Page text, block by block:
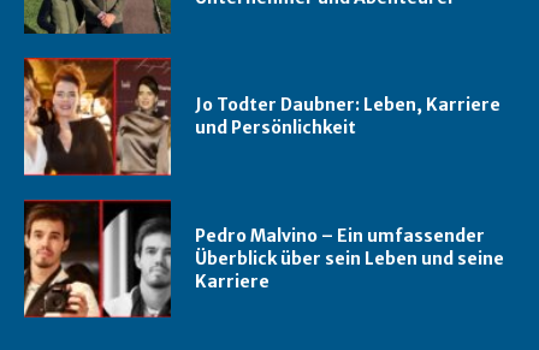
Jo Todter Daubner: Leben, Karriere
und Persönlichkeit
Pedro Malvino – Ein umfassender
Überblick über sein Leben und seine
Karriere